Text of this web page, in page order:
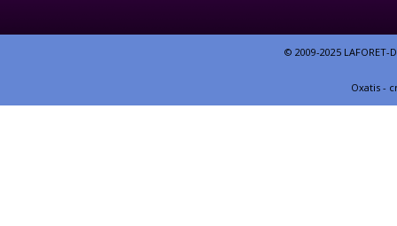
© 2009-2025 LAFORET-
Oxatis -